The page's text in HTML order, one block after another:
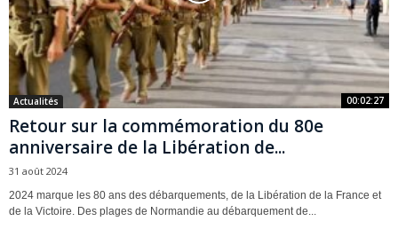
00:02:27
Actualités
Retour sur la commémoration du 80e
anniversaire de la Libération de...
31 août 2024
2024 marque les 80 ans des débarquements, de la Libération de la France et
de la Victoire. Des plages de Normandie au débarquement de...